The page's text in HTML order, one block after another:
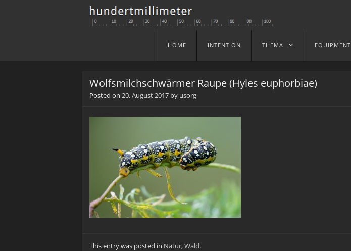
Menu
Skip to content
HOME INTENTION THEMA EQUIPMENT
Wolfsmilchschwärmer Raupe (Hyles euphorbiae)
Posted on 20. August 2017 by usorg
This entry was posted in Natur,Wald.